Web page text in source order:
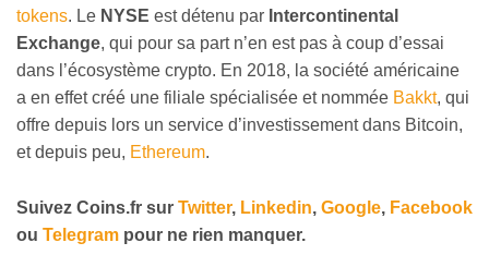
tokens. Le NYSE est détenu par Intercontinental
Exchange, qui pour sa part n’en est pas à coup d’essai
dans l’écosystème crypto. En 2018, la société américaine
a en effet créé une filiale spécialisée et nommée Bakkt, qui
offre depuis lors un service d’investissement dans Bitcoin,
et depuis peu, Ethereum.
Suivez Coins.fr sur Twitter, Linkedin, Google, Facebook
ou Telegram pour ne rien manquer.